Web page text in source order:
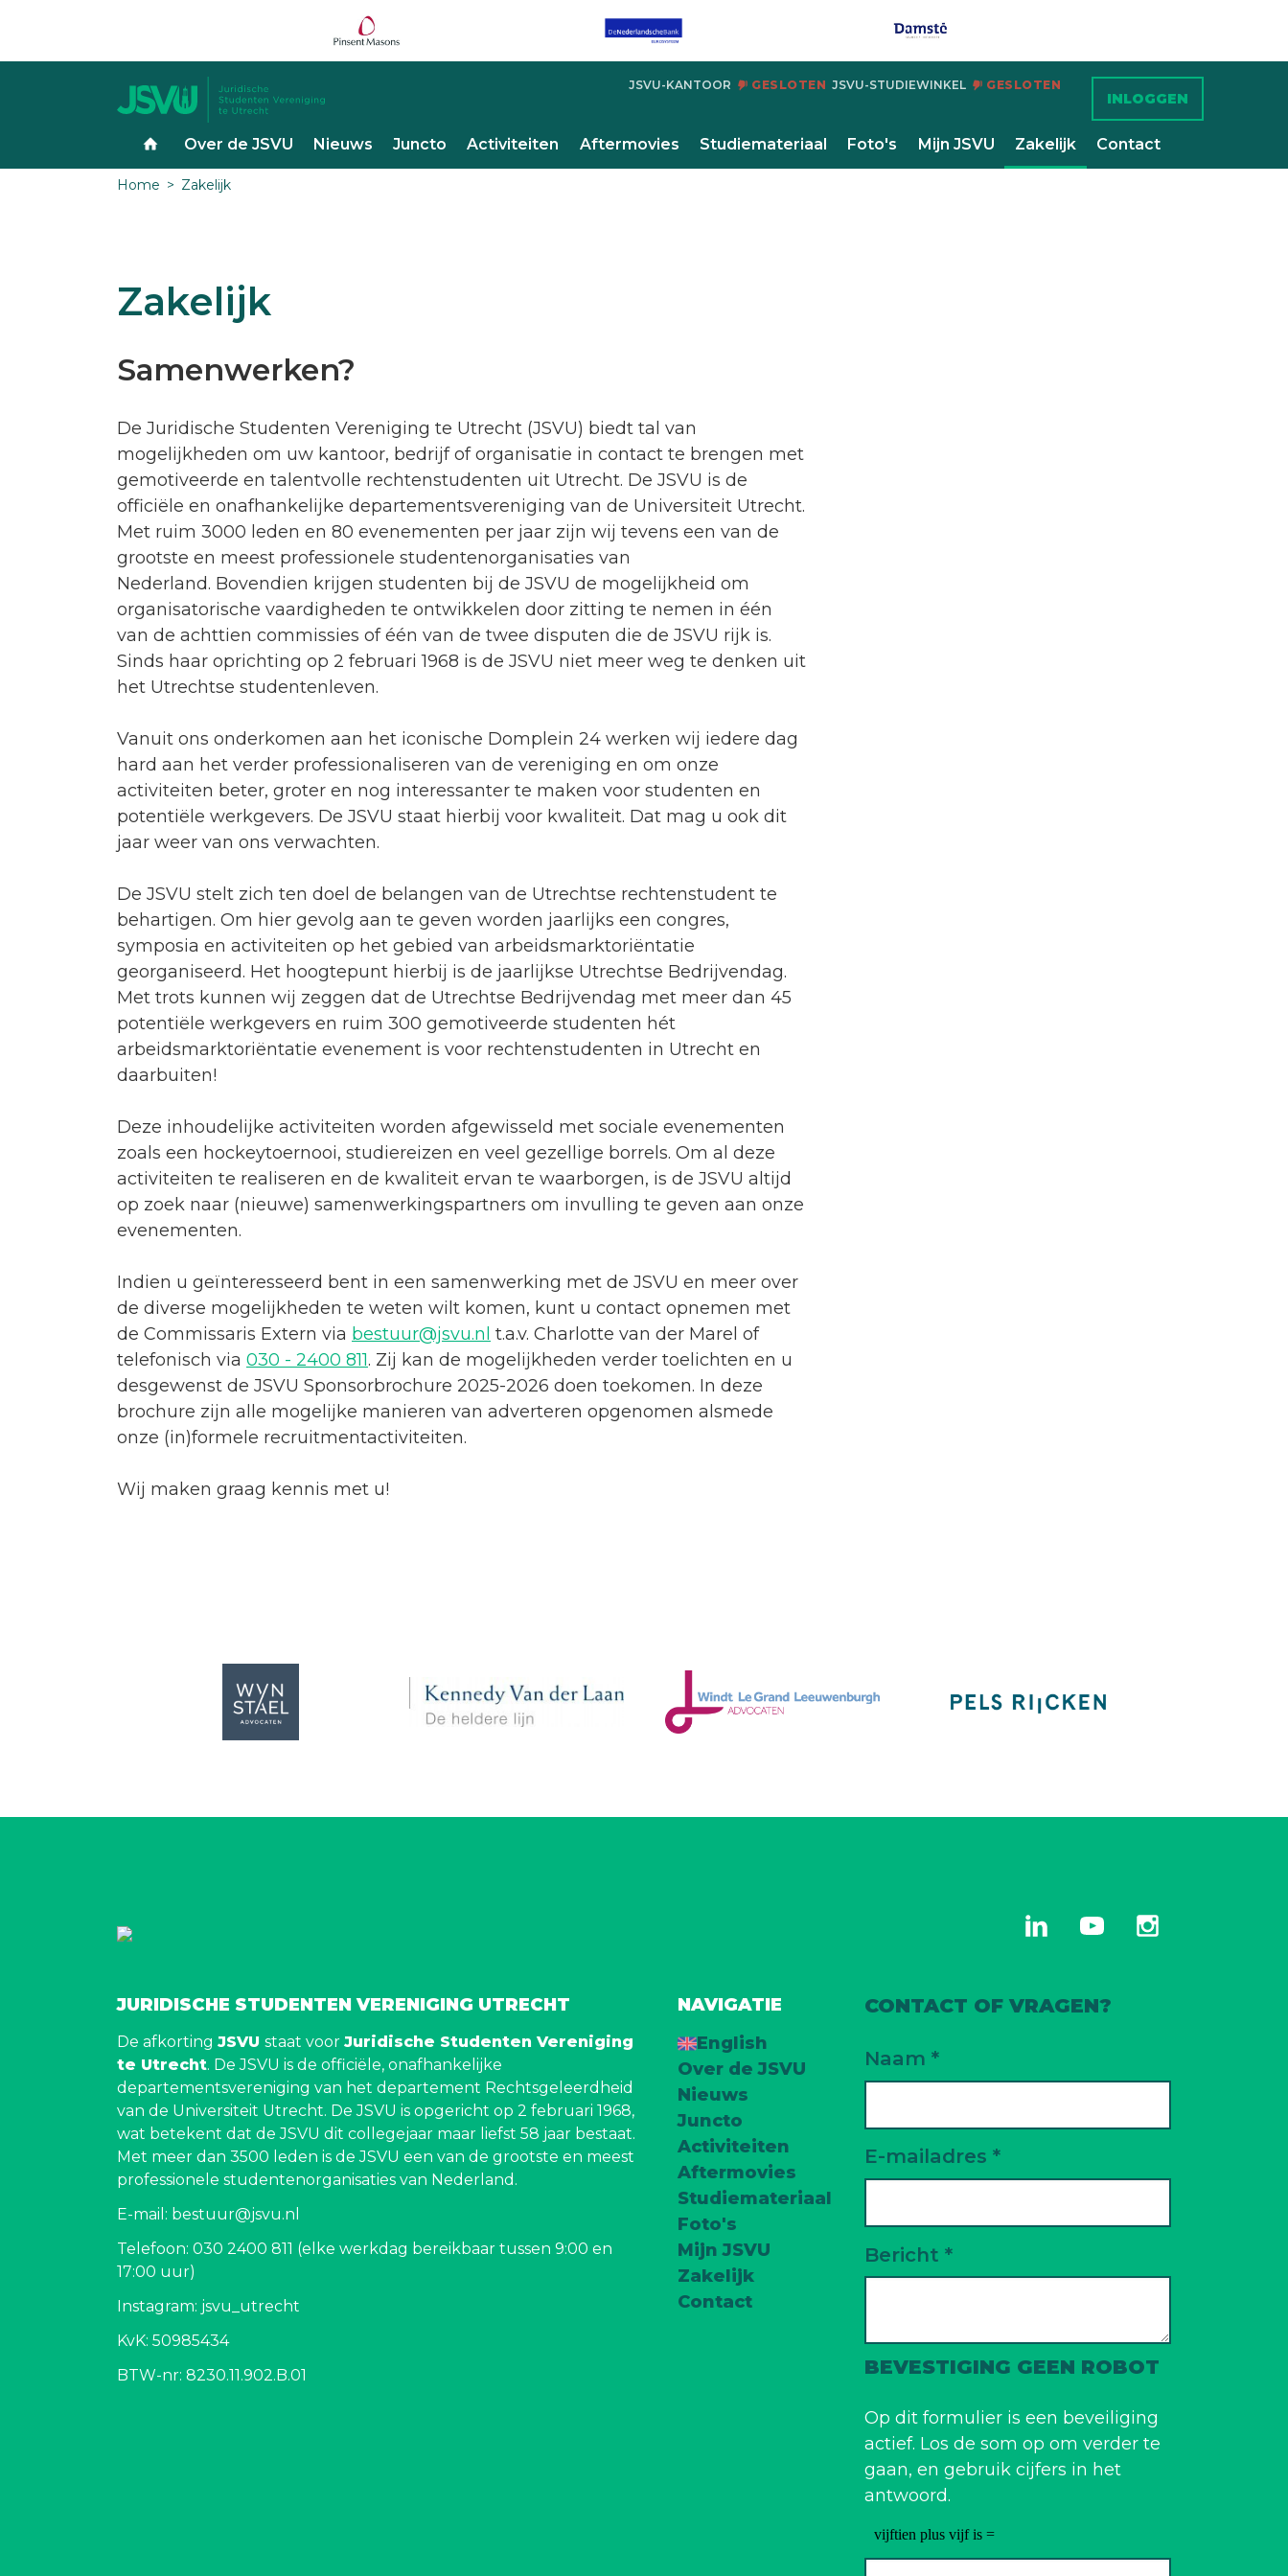
JSVU-KANTOOR GESLOTEN JSVU-STUDIEWINKEL GESLOTEN
Over de JSVU Nieuws Juncto Activiteiten Aftermovies Studiemateriaal Foto's Mijn JSVU Zakelijk Contact
INLOGGEN
Home Zakelijk
Zakelijk
Samenwerken?
De Juridische Studenten Vereniging te Utrecht (JSVU) biedt tal van
mogelijkheden om uw kantoor, bedrijf of organisatie in contact te brengen met
gemotiveerde en talentvolle rechtenstudenten uit Utrecht. De JSVU is de
officiële en onafhankelijke departementsvereniging van de Universiteit Utrecht.
Met ruim 3000 leden en 80 evenementen per jaar zijn wij tevens een van de
grootste en meest professionele studentenorganisaties van
Nederland. Bovendien krijgen studenten bij de JSVU de mogelijkheid om
organisatorische vaardigheden te ontwikkelen door zitting te nemen in één
van de achttien commissies of één van de twee disputen die de JSVU rijk is.
Sinds haar oprichting op 2 februari 1968 is de JSVU niet meer weg te denken uit
het Utrechtse studentenleven.
Vanuit ons onderkomen aan het iconische Domplein 24 werken wij iedere dag
hard aan het verder professionaliseren van de vereniging en om onze
activiteiten beter, groter en nog interessanter te maken voor studenten en
potentiële werkgevers. De JSVU staat hierbij voor kwaliteit. Dat mag u ook dit
jaar weer van ons verwachten.
De JSVU stelt zich ten doel de belangen van de Utrechtse rechtenstudent te
behartigen. Om hier gevolg aan te geven worden jaarlijks een congres,
symposia en activiteiten op het gebied van arbeidsmarktoriëntatie
georganiseerd. Het hoogtepunt hierbij is de jaarlijkse Utrechtse Bedrijvendag.
Met trots kunnen wij zeggen dat de Utrechtse Bedrijvendag met meer dan 45
potentiële werkgevers en ruim 300 gemotiveerde studenten hét
arbeidsmarktoriëntatie evenement is voor rechtenstudenten in Utrecht en
daarbuiten!
Deze inhoudelijke activiteiten worden afgewisseld met sociale evenementen
zoals een hockeytoernooi, studiereizen en veel gezellige borrels. Om al deze
activiteiten te realiseren en de kwaliteit ervan te waarborgen, is de JSVU altijd
op zoek naar (nieuwe) samenwerkingspartners om invulling te geven aan onze
evenementen.
Indien u geïnteresseerd bent in een samenwerking met de JSVU en meer over
de diverse mogelijkheden te weten wilt komen, kunt u contact opnemen met
de Commissaris Extern via bestuur@jsvu.nl t.a.v. Charlotte van der Marel of
telefonisch via 030 - 2400 811. Zij kan de mogelijkheden verder toelichten en u
desgewenst de JSVU Sponsorbrochure 2025-2026 doen toekomen. In deze
brochure zijn alle mogelijke manieren van adverteren opgenomen alsmede
onze (in)formele recruitmentactiviteiten.
Wij maken graag kennis met u!
linkedin youtube
JURIDISCHE STUDENTEN VERENIGING UTRECHT
De afkorting JSVU staat voor Juridische Studenten Vereniging
te Utrecht. De JSVU is de officiële, onafhankelijke
departementsvereniging van het departement Rechtsgeleerdheid
van de Universiteit Utrecht. De JSVU is opgericht op 2 februari 1968,
wat betekent dat de JSVU dit collegejaar maar liefst 58 jaar bestaat.
Met meer dan 3500 leden is de JSVU een van de grootste en meest
professionele studentenorganisaties van Nederland.
E-mail: bestuur@jsvu.nl
Telefoon: 030 2400 811 (elke werkdag bereikbaar tussen 9:00 en
17:00 uur)
Instagram: jsvu_utrecht
KvK: 50985434
BTW-nr: 8230.11.902.B.01
NAVIGATIE
English
Over de JSVU
Nieuws
Juncto
Activiteiten
Aftermovies
Studiemateriaal
Foto's
Mijn JSVU
Zakelijk
Contact
CONTACT OF VRAGEN?
Naam *
E-mailadres *
Bericht *
BEVESTIGING GEEN ROBOT
Op dit formulier is een beveiliging
actief. Los de som op om verder te
gaan, en gebruik cijfers in het
antwoord.